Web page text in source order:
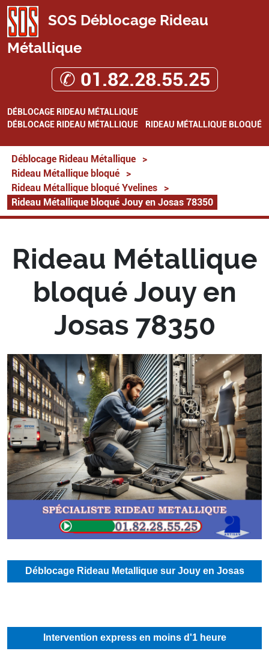
SOS Déblocage Rideau
Métallique
✆ 01.82.28.55.25
DÉBLOCAGE RIDEAU MÉTALLIQUE
DÉBLOCAGE RIDEAU MÉTALLIQUE
RIDEAU MÉTALLIQUE BLOQUÉ
Déblocage Rideau Métallique
>
Rideau Métallique bloqué
>
Rideau Métallique bloqué Yvelines
>
Rideau Métallique bloqué Jouy en Josas 78350
Rideau Métallique
bloqué Jouy en
Josas 78350
Déblocage Rideau Metallique sur Jouy en Josas
Intervention express en moins d'1 heure